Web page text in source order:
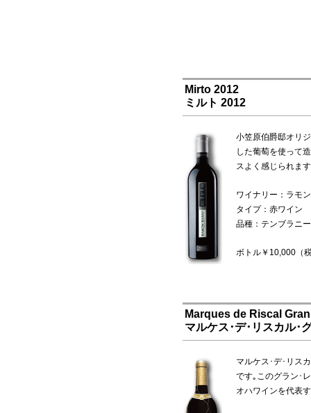
Mirto 2012
ミルト 2012
小笠原伯爵邸オリ
した葡萄を使って
スよく感じられま
ワイナリー：ラモ
タイプ：赤ワイン
品種：テンブラニ
ボトル￥10,000（
Marques de Riscal
マルケス･デ･リスカル･
マルケス･デ･リス
です｡このグラン･
オハワインを代表